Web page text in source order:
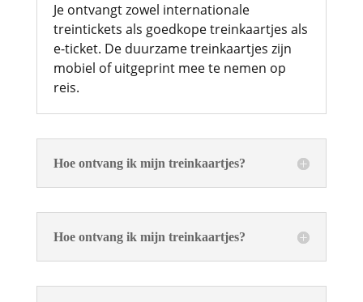
Je ontvangt zowel internationale
treintickets als goedkope treinkaartjes als
e-ticket. De duurzame treinkaartjes zijn
mobiel of uitgeprint mee te nemen op
reis.
Hoe ontvang ik mijn treinkaartjes?
Hoe ontvang ik mijn treinkaartjes?